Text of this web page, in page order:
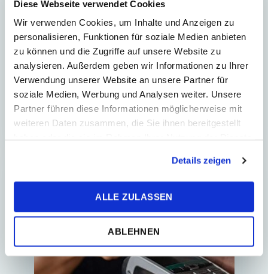
Diese Webseite verwendet Cookies
Wir verwenden Cookies, um Inhalte und Anzeigen zu
personalisieren, Funktionen für soziale Medien anbieten
zu können und die Zugriffe auf unsere Website zu
analysieren. Außerdem geben wir Informationen zu Ihrer
Verwendung unserer Website an unsere Partner für
soziale Medien, Werbung und Analysen weiter. Unsere
Partner führen diese Informationen möglicherweise mit
weiteren Daten zusammen, die Sie ihnen bereitgestellt
Details zeigen
ALLE ZULASSEN
ABLEHNEN
Quellensteuer und
Fahrzeugmeldung ab 2026
Die Finanzdirektion der Slowakischen
Republik hat neue Formulare
veröffentlicht für: die Meldung über die
Nutzung eines Kraftfahrzeugs zu
geschäftlichen Zwec...